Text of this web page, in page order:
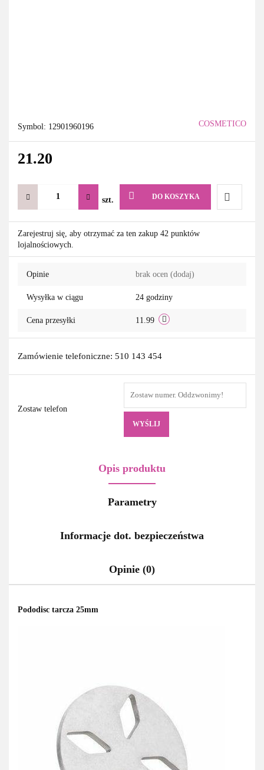
Symbol: 12901960196 COSMETICO
21.20
szt. DO KOSZYKA
Do
Zarejestruj się, aby otrzymać za ten zakup 42 punktów
lojalnościowych.
Opinie brak ocen (dodaj)
Wysyłka w ciągu 24 godziny
Cena przesyłki 11.99
Zamówienie telefoniczne: 510 143 454
Zostaw telefon
WYŚLIJ
Opis produktu
Parametry
Informacje dot. bezpieczeństwa
Opinie (0)
Pododisc tarcza 25mm